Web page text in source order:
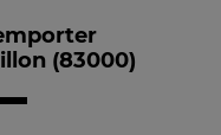
(83000)